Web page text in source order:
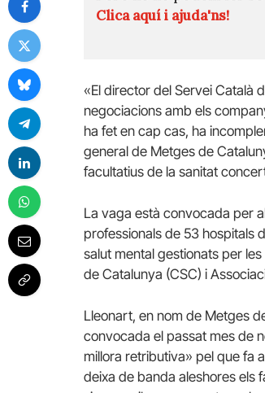
Clica aquí i ajuda'ns!
«El director del Servei Català
negociacions amb els
ha fet en cap cas, ha
general de Metges de
facultatius de la sanitat
La vaga està convocada per
professionals de 53 hospitals
salut mental gestionats per
de Catalunya (CSC) i
Lleonart, en nom de Metges
convocada el passat mes de
millora retributiva» pel que fa
deixa de banda aleshores els